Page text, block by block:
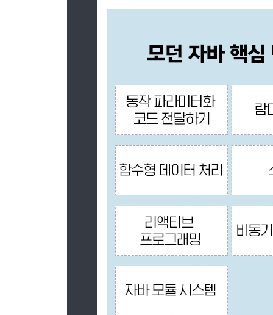
[ PART IV 매일 자바와 함께 ]
CHAPTER 11 null 대신 Optional 클래스
11.1 값이 없는 상황을 어떻게 처리할까?
11.2 Optional 클래스 소개
11.3 Optional 적용 패턴
11.4 Optional을 사용한 실용 예제
CHAPTER 12 새로운 날짜와 시간 API
12.1 LocalDate, LocalTime, Instant, Duration,
12.2 날짜 조정, 파싱, 포매팅
12.3 다양한 시간대와 캘린더 활용 방법
CHAPTER 13 디폴트 메서드
13.1 변화하는 API